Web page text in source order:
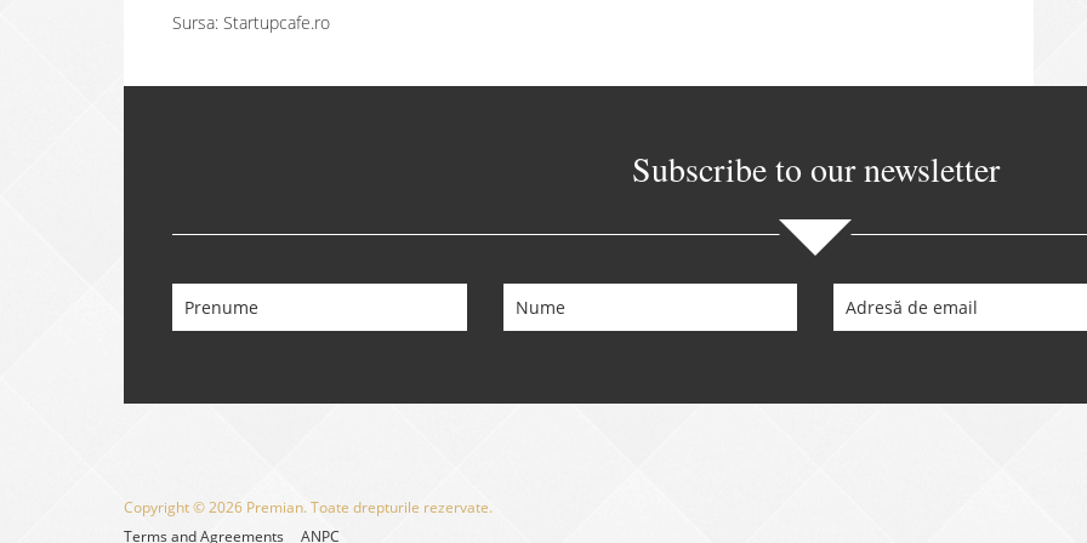
Sursa: Startupcafe.ro
Subscribe to our newsletter
Copyright © 2026 Premian. Toate drepturile rezervate.
Terms and Agreements
ANPC